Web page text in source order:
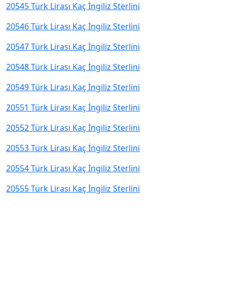
20545 Türk Lirası Kaç İngiliz Sterlini
20546 Türk Lirası Kaç İngiliz Sterlini
20547 Türk Lirası Kaç İngiliz Sterlini
20548 Türk Lirası Kaç İngiliz Sterlini
20549 Türk Lirası Kaç İngiliz Sterlini
20551 Türk Lirası Kaç İngiliz Sterlini
20552 Türk Lirası Kaç İngiliz Sterlini
20553 Türk Lirası Kaç İngiliz Sterlini
20554 Türk Lirası Kaç İngiliz Sterlini
20555 Türk Lirası Kaç İngiliz Sterlini